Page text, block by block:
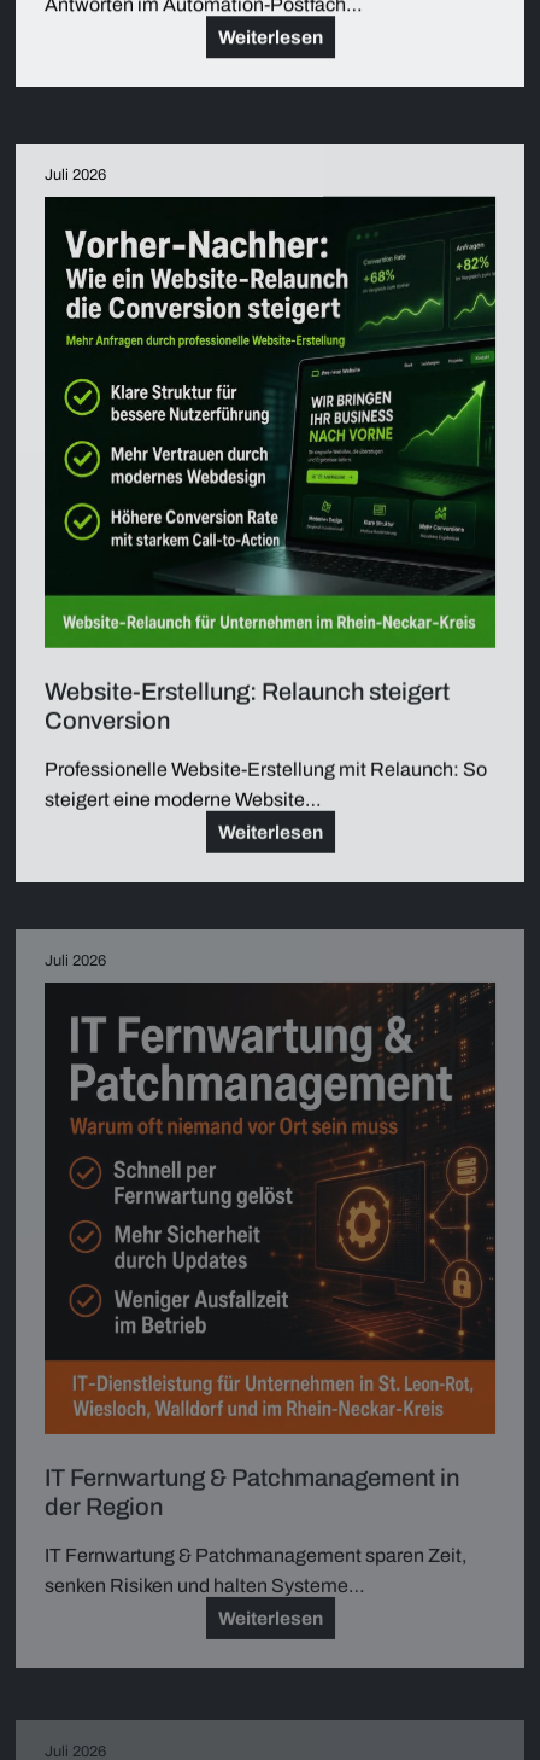
Antworten im Automation-Postfach…
Weiterlesen
Juli 2026
Website-Erstellung: Relaunch steigert
Conversion
Professionelle Website-Erstellung mit Relaunch: So
steigert eine moderne Website…
Weiterlesen
IT Fernwartung & Patchmanagement in
der Region
IT Fernwartung & Patchmanagement sparen Zeit,
senken Risiken und halten Systeme…
Weiterlesen